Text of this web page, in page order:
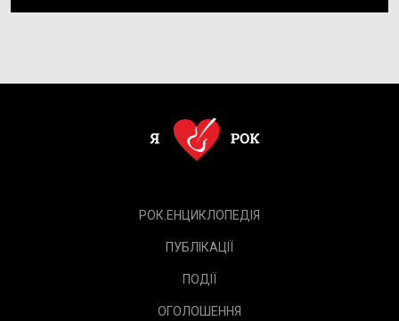
РОК.ЕНЦИКЛОПЕДІЯ
ПУБЛІКАЦІЇ
ПОДІЇ
ОГОЛОШЕННЯ